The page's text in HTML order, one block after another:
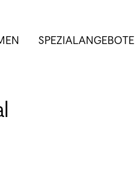
SPEZIALANGEBOTE